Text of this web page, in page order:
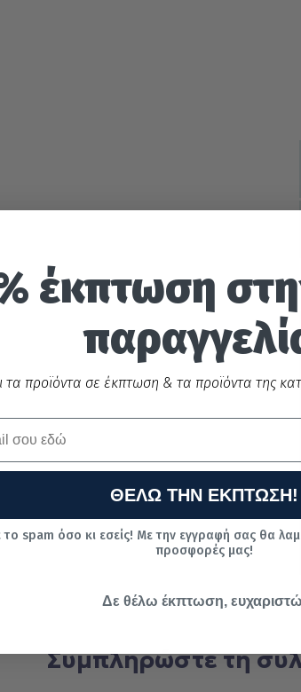
Συμπληρώστε τη
έκπτωση
τα προϊόντα σε έκπτωση & τα προϊόντα της
ΘΕΛΩ ΤΗΝ ΕΚΠΤΩΣΗ!
το spam όσο κι εσείς! Με την εγγραφή σας θα
προσφορές μας!
Δε θέλω έκπτωση,